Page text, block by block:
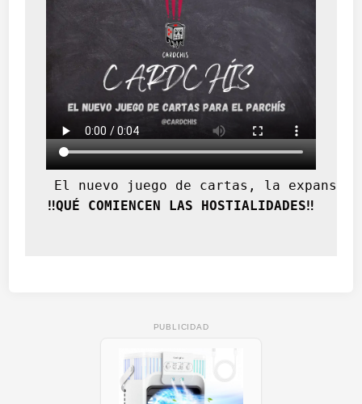
El nuevo juego de cartas, la
‼️QUÉ COMIENCEN LAS HOSTIALIDADES‼️
PUBLICIDAD